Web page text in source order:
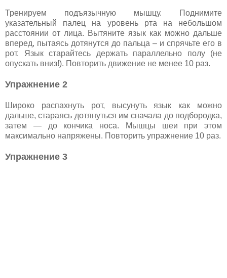
Тренируем подъязычную мышцу. Поднимите
указательный палец на уровень рта на небольшом
расстоянии от лица. Вытяните язык как можно дальше
вперед, пытаясь дотянутся до пальца – и спрячьте его в
рот. Язык старайтесь держать параллельно полу (не
опускать вниз!). Повторить движение не менее 10 раз.
Упражнение 2
Широко распахнуть рот, высунуть язык как можно
дальше, стараясь дотянуться им сначала до подбородка,
затем — до кончика носа. Мышцы шеи при этом
максимально напряжены. Повторить упражнение 10 раз.
Упражнение 3